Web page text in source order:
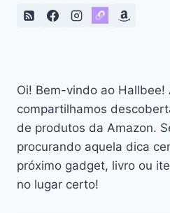
Oi! Bem-vindo ao Hallbee!
compartilhamos
de produtos da Amazon.
procurando aquela dica
próximo gadget, livro ou
no lugar certo!